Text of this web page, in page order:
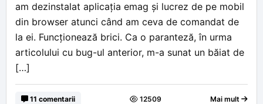
am dezinstalat aplicația emag și lucrez de pe mobil
din browser atunci când am ceva de comandat de
la ei. Funcționează brici. Ca o paranteză, în urma
articolului cu bug-ul anterior, m-a sunat un băiat de
[…]
11 comentarii 12509 Mai mult